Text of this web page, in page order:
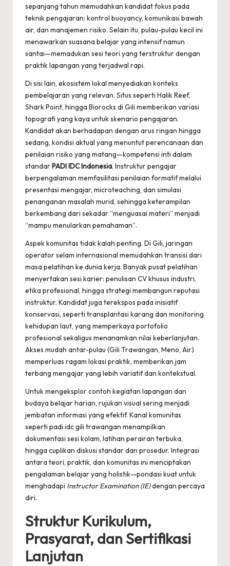
sepanjang tahun memudahkan kandidat fokus pada
teknik pengajaran: kontrol buoyancy, komunikasi bawah
air, dan manajemen risiko. Selain itu, pulau-pulau kecil ini
menawarkan suasana belajar yang intensif namun
santai—memadukan sesi teori yang terstruktur dengan
praktik lapangan yang terjadwal rapi.
Di sisi lain, ekosistem lokal menyediakan konteks
pembelajaran yang relevan. Situs seperti Halik Reef,
Shark Point, hingga Biorocks di Gili memberikan variasi
topografi yang kaya untuk skenario pengajaran.
Kandidat akan berhadapan dengan arus ringan hingga
sedang, kondisi aktual yang menuntut perencanaan dan
penilaian risiko yang matang—kompetensi inti dalam
standar PADI IDC Indonesia. Instruktur pengajar
berpengalaman memfasilitasi penilaian formatif melalui
presentasi mengajar, microteaching, dan simulasi
penanganan masalah murid, sehingga keterampilan
berkembang dari sekadar “menguasai materi” menjadi
“mampu menularkan pemahaman”.
Aspek komunitas tidak kalah penting. Di Gili, jaringan
operator selam internasional memudahkan transisi dari
masa pelatihan ke dunia kerja. Banyak pusat pelatihan
menyertakan sesi karier: penulisan CV khusus industri,
etika profesional, hingga strategi membangun reputasi
instruktur. Kandidat juga terekspos pada inisiatif
konservasi, seperti transplantasi karang dan monitoring
kehidupan laut, yang memperkaya portofolio
profesional sekaligus menanamkan nilai keberlanjutan.
Akses mudah antar-pulau (Gili Trawangan, Meno, Air)
memperluas ragam lokasi praktik, memberikan jam
terbang mengajar yang lebih variatif dan kontekstual.
Untuk mengeksplor contoh kegiatan lapangan dan
budaya belajar harian, rujukan visual sering menjadi
jembatan informasi yang efektif. Kanal komunitas
seperti padi idc gili trawangan menampilkan
dokumentasi sesi kolam, latihan perairan terbuka,
hingga cuplikan diskusi standar dan prosedur. Integrasi
antara teori, praktik, dan komunitas ini menciptakan
pengalaman belajar yang holistik—pondasi kuat untuk
menghadapi Instructor Examination (IE)dengan percaya
diri.
Struktur Kurikulum,
Prasyarat, dan Sertifikasi
Lanjutan